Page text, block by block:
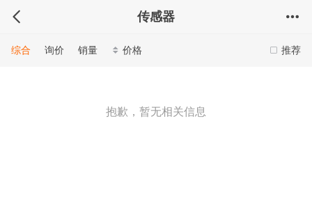
传感器
推荐
综合 询价 销量 价格
抱歉，暂无相关信息